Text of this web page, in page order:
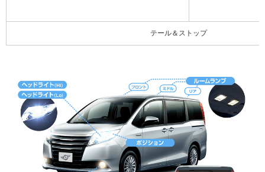
テール＆ストップ